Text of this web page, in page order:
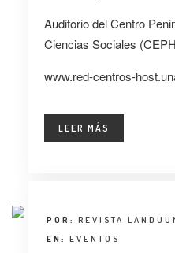
Auditorio del Centro
Ciencias Sociales
www.red-centros-
LEER MÁS
POR: REVISTA
EN: EVENTOS